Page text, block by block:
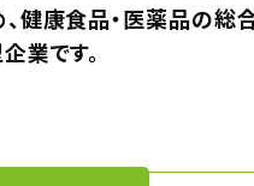
健康食品・医薬品の総
業です。